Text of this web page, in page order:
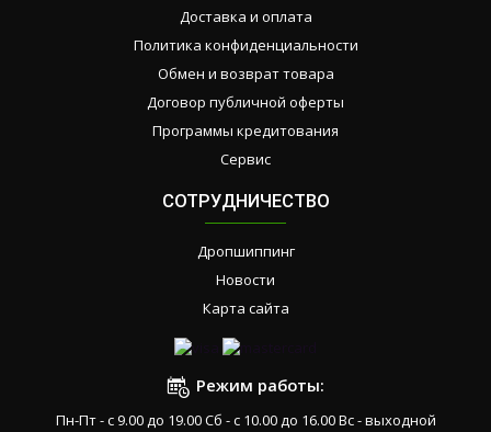
Доставка и оплата
Политика конфиденциальности
Обмен и возврат товара
Договор публичной оферты
Программы кредитования
Сервис
СОТРУДНИЧЕСТВО
Дропшиппинг
Новости
Карта сайта
Режим работы:
Пн-Пт - с 9.00 до 19.00 Сб - с 10.00 до 16.00 Вс - выходной